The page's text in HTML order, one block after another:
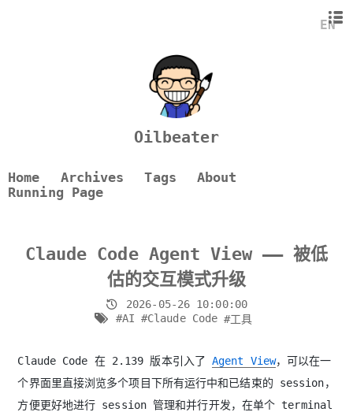
Oilbeater
Home Archives Tags
About
Running Page
Claude Code Agent View —— 被低
估的交互模式升级
2026-05-26 10:00:00
#AI #Claude Code #工具
Claude Code 在 2.139 版本引入了Agent View，可以在一
个界面里直接浏览多个项目下所有运行中和已结束的 session，
方便更好地进行 session 管理和并行开发，在单个 terminal
它解决了什么
EN